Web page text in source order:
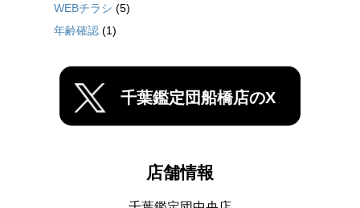
WEBチラシ (5)
年齢確認 (1)
千葉鑑定団船橋店のX
店舗情報